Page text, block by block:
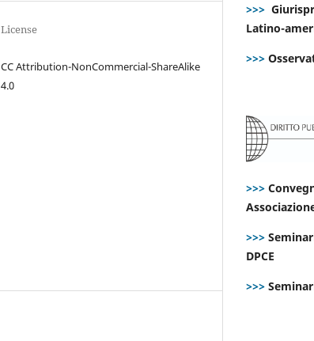
License
CC Attribution-NonCommercial-ShareAlike
4.0
>>>
Latino-
>>>
>>>
>>>
DPCE
>>>